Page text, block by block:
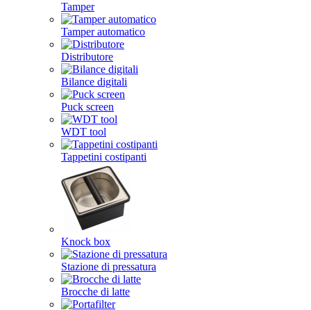
Tamper
Tamper automatico
Distributore
Bilance digitali
Puck screen
WDT tool
Tappetini costipanti
Knock box
Stazione di pressatura
Brocche di latte